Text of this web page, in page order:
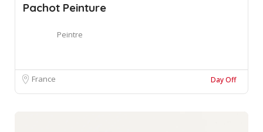
Pachot Peinture
Peintre
France Day Off